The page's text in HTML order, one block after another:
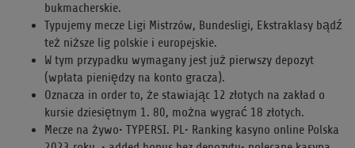
bukmacherskie.
Typujemy mecze Ligi Mistrzów, Bundesligi, Ekstraklasy bądź
też niższe lig polskie i europejskie.
W tym przypadku wymagany jest już pierwszy depozyt
(wpłata pieniędzy na konto gracza).
Oznacza in order to, że stawiając 12 złotych na zakład o
kursie dziesiętnym 1. 80, można wygrać 18 złotych.
Mecze na żywo• TYPERSI. PL• Ranking kasyno online Polska